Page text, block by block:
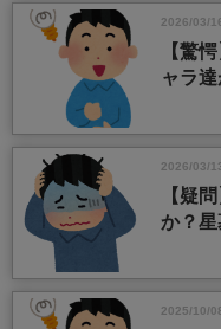
2026/03/
【驚
ャラ
2026/03/
【疑
か？
2025/10/